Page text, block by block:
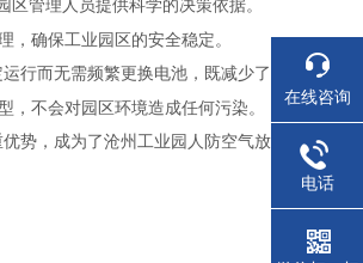
管理人员提供科学的决策依据。
确保工业园区的安全稳定。
行而无需频繁更换电池，既减少了
不会对园区环境造成任何污染。
势，成为了沧州工业园人防空气放
在线咨询
电话